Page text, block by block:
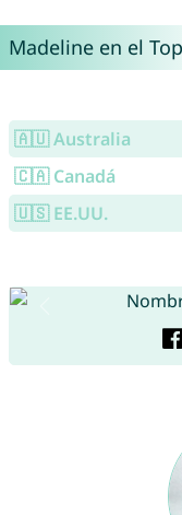
Madeline en el
🇦🇺 Australia
🇨🇦 Canadá
🇺🇸 EE.UU.